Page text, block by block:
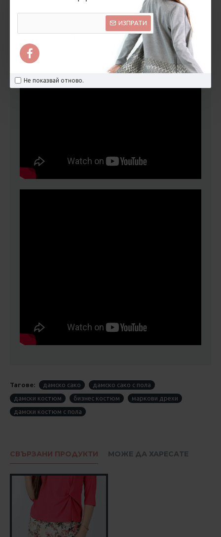
ИЗПРАТИ
Не показвай отново.
Тагове: дамско сако
дамско сако с пола
дамски костюм
бизнес костюм
маркови дрехи
дамски костюм с пола
СВЪРЗАНИ ПРОДУКТИ МОЖЕ ДА ХАРЕСАТЕ